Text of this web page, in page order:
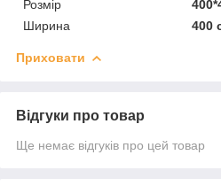
Розмір
Ширина
400
Приховати
Відгуки про товар
Ще немає відгуків про цей товар